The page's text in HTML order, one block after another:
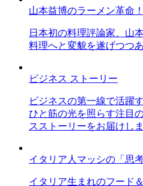
山本益博のラーメン革命！
日本初の料理評論家、山
料理へと変貌を遂げつつ
ビジネス ストーリー
ビジネスの第一線で活躍
ひと筋の光を照らす注目
スストーリーをお届けしま
イタリア人マッシの「思
イタリア生まれのフード